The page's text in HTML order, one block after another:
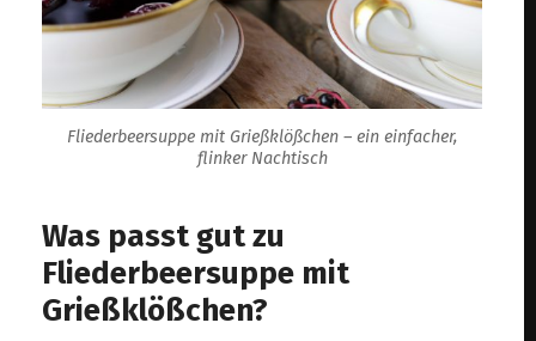
Fliederbeersuppe mit Grießklößchen – ein einfacher,
flinker Nachtisch
Was passt gut zu
Fliederbeersuppe mit
Grießklößchen?